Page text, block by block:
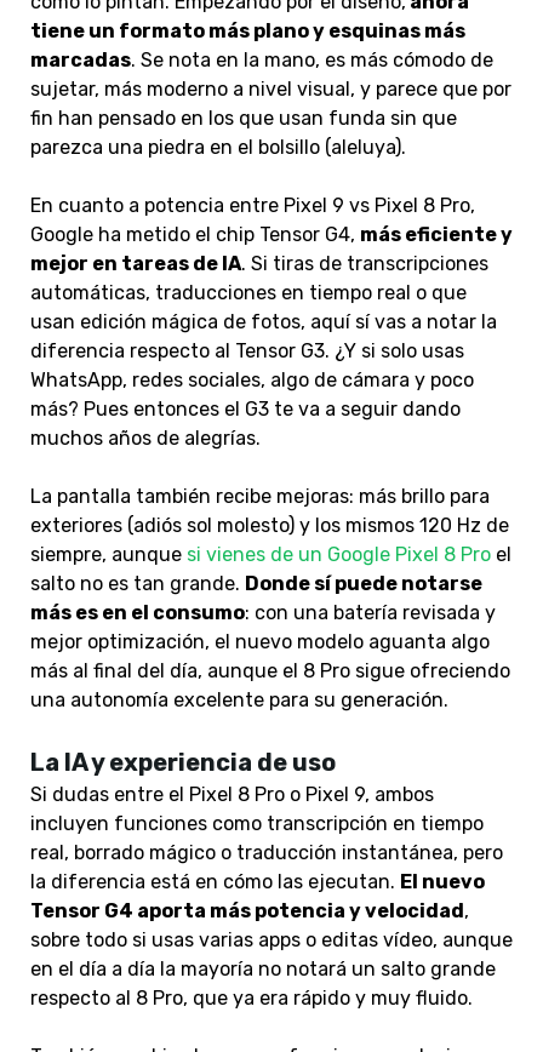
tiene un formato más plano y esquinas más
marcadas. Se nota en la mano, es más cómodo de
sujetar, más moderno a nivel visual, y parece que por
fin han pensado en los que usan funda sin que
parezca una piedra en el bolsillo (aleluya).
En cuanto a potencia entre Pixel 9 vs Pixel 8 Pro,
Google ha metido el chip Tensor G4, más eficiente y
mejor en tareas de IA. Si tiras de transcripciones
automáticas, traducciones en tiempo real o que
usan edición mágica de fotos, aquí sí vas a notar la
diferencia respecto al Tensor G3. ¿Y si solo usas
WhatsApp, redes sociales, algo de cámara y poco
más? Pues entonces el G3 te va a seguir dando
muchos años de alegrías.
La pantalla también recibe mejoras: más brillo para
exteriores (adiós sol molesto) y los mismos 120 Hz de
siempre, aunque si vienes de un Google Pixel 8 Pro el
salto no es tan grande. Donde sí puede notarse
más es en el consumo: con una batería revisada y
mejor optimización, el nuevo modelo aguanta algo
más al final del día, aunque el 8 Pro sigue ofreciendo
una autonomía excelente para su generación.
La IA y experiencia de uso
Si dudas entre el Pixel 8 Pro o Pixel 9, ambos
incluyen funciones como transcripción en tiempo
real, borrado mágico o traducción instantánea, pero
la diferencia está en cómo las ejecutan. El nuevo
Tensor G4 aporta más potencia y velocidad ,
sobre todo si usas varias apps o editas vídeo, aunque
en el día a día la mayoría no notará un salto grande
respecto al 8 Pro, que ya era rápido y muy fluido.